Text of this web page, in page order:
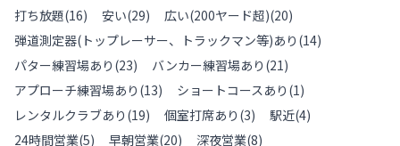
打ち放題(16) 安い(29) 広い(200ヤード超)(20)
弾道測定器(トップレーサー、トラックマン等)あり (14)
パター練習場あり (23) バンカー練習場あり (21)
アプローチ練習場あり (13) ショートコースあり (1)
レンタルクラブあり (19) 個室打席あり (3) 駅近(4)
24時間営業(5) 早朝営業(20) 深夜営業(8)